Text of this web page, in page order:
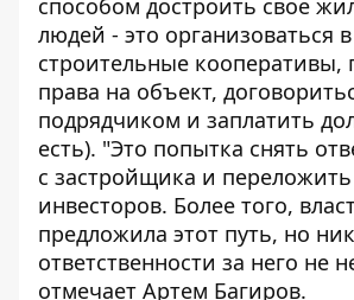
способом достроить свое
людей - это организоваться
строительные кооперативы,
права на объект,
подрядчиком и заплатить
есть). "Это попытка снять
с застройщика и
инвесторов. Более того,
предложила этот путь, но
ответственности за него не
отмечает Артем Багиров.